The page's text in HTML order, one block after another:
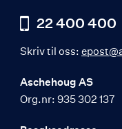
22 400 400
Skriv til oss:
Aschehoug AS
Org.nr: 935 302 137